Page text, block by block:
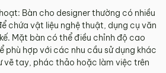
Bàn cho designer thường có nhiều
chứa vật liệu nghệ thuật, dụng cụ văn
Mặt bàn có thể điều chỉnh độ cao
phù hợp với các nhu cầu sử dụng khác
vẽ tay, phác thảo hoặc làm việc trên